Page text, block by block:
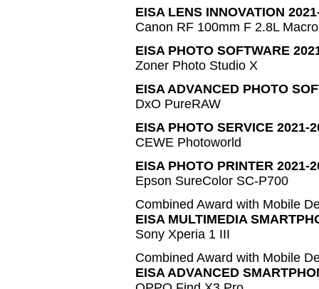
EISA LENS INNOVATION
Canon RF 100mm F 2.8L
EISA PHOTO SOFTWARE
Zoner Photo Studio X
EISA ADVANCED PHOTO
DxO PureRAW
EISA PHOTO SERVICE 2021-
CEWE Photoworld
EISA PHOTO PRINTER 2021-
Epson SureColor SC-P700
Combined Award with Mobile
EISA MULTIMEDIA
Sony Xperia 1 III
Combined Award with Mobile
EISA ADVANCED